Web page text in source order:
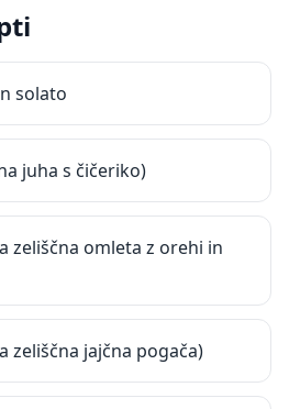
solato
juha s čičeriko)
zeliščna omleta z orehi in
zeliščna jajčna pogača)